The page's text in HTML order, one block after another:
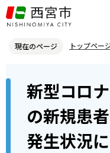
こ
の
ジ
現在のページ トップペー
新型コロナウイルス感染症
て（2023年3月19日発表分）
新型コロ
の新規患
発生状況